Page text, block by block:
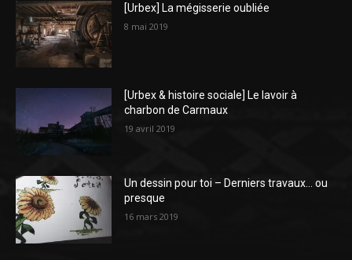
[Urbex] La mégisserie oubliée
8 mai 2019
[Urbex & histoire sociale] Le lavoir à
charbon de Carmaux
19 avril 2019
Un dessin pour toi – Derniers travaux… ou
presque
16 mars 2019